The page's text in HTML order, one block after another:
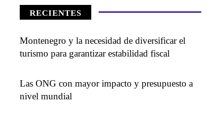
RECIENTES
Montenegro y la necesidad de diversificar el
turismo para garantizar estabilidad fiscal
Las ONG con mayor impacto y presupuesto a
nivel mundial